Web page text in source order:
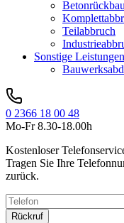
Betonrückbau
Teilabbruch
Sonstige Leistungen
0 2366 18 00 48
Mo-Fr 8.30-18.00h
Kostenloser
Tragen Sie Ihre
zurück.
Rückruf